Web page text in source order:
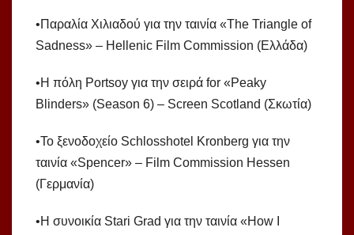
•Παραλία Χιλιαδού για την ταινία «The Triangle of
Sadness» – Hellenic Film Commission (Ελλάδα)
•Η πόλη Portsoy για την σειρά for «Peaky
Blinders» (Season 6) – Screen Scotland (Σκωτία)
•Το ξενοδοχείο Schlosshotel Kronberg για την
ταινία «Spencer» – Film Commission Hessen
(Γερμανία)
•Η συνοικία Stari Grad για την ταινία «How I